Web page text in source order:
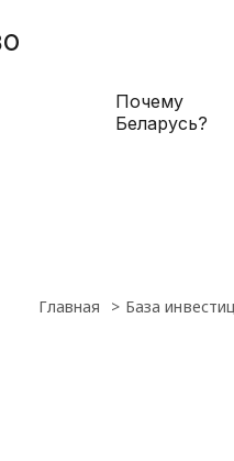
Почему
Беларусь?
Главная База